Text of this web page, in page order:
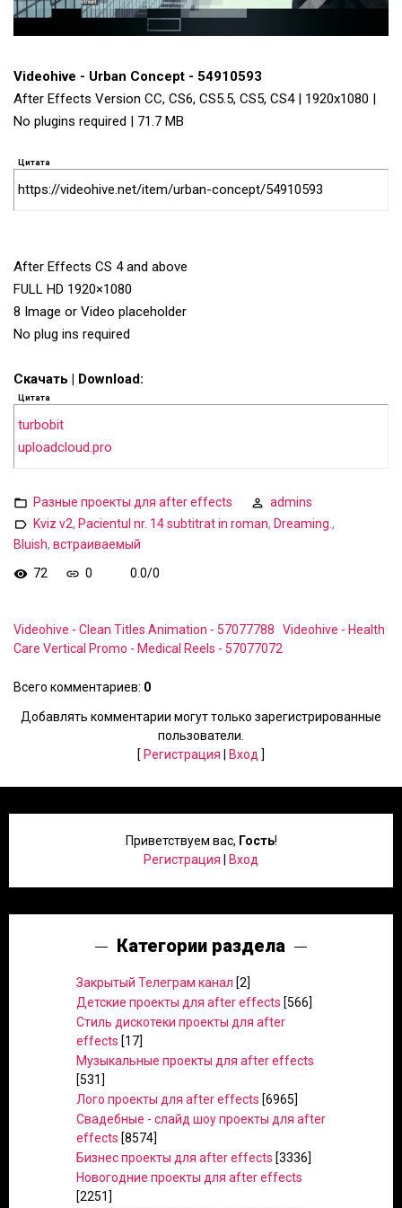
Videohive - Urban Concept - 54910593
After Effects Version CC, CS6, CS5.5, CS5, CS4 | 1920x1080 |
No plugins required | 71.7 MB
Цитата
https://videohive.net/item/urban-concept/54910593
After Effects CS 4 and above
FULL HD 1920×1080
8 Image or Video placeholder
No plug ins required
Скачать | Download:
Цитата
turbobit
uploadcloud.pro
Разные проекты для after effects
admins
Kviz v2, Pacientul nr. 14 subtitrat in roman, Dreaming. ,
Bluish, встраиваемый
72
0 0.0/0
Videohive - Clean Titles Animation - 57077788
Videohive - Health
Care Vertical Promo - Medical Reels - 57077072
Всего комментариев: 0
Добавлять комментарии могут только зарегистрированные
пользователи.
[ Регистрация Вход ]
Приветствуем вас, Гость!
Регистрация
Вход
Категории раздела
Закрытый Телеграм канал [2]
Детские проекты для after effects [566]
Стиль дискотеки проекты для after
effects [17]
Музыкальные проекты для after effects
[531]
Лого проекты для after effects [6965]
Свадебные - слайд шоу проекты для after
effects [8574]
Бизнес проекты для after effects [3336]
Новогодние проекты для after effects
[2251]